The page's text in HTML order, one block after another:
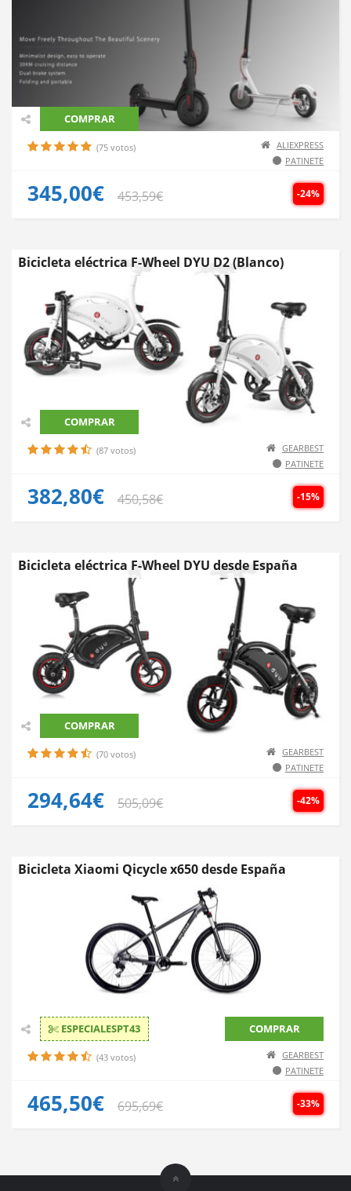
COMPRAR
(75 votos)
ALIEXPRESS
PATINETE
-24%
345,00€ 453,59€
Bicicleta eléctrica F-Wheel DYU D2 (Blanco)
COMPRAR
(87 votos)
GEARBEST
PATINETE
-15%
382,80€ 450,58€
Bicicleta eléctrica F-Wheel DYU desde España
COMPRAR
(70 votos)
GEARBEST
PATINETE
-42%
294,64€ 505,09€
Bicicleta Xiaomi Qicycle x650 desde España
ESPECIALESPT43 COMPRAR
(43 votos)
GEARBEST
PATINETE
-33%
465,50€ 695,69€